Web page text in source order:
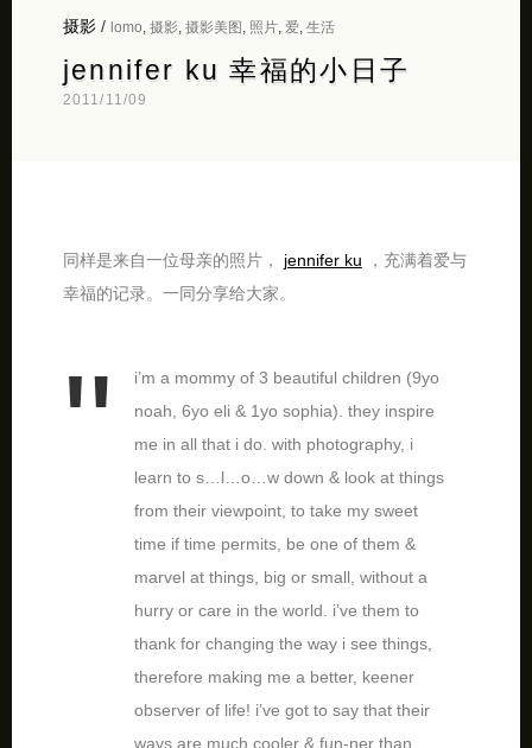
摄影/ lomo 摄影, 摄影美图 照片, 爱, 生活
jennifer ku 幸福的小日子
2011/11/09
同样是来自一位母亲的照片， jennifer ku ，充满着爱与
幸福的记录。一同分享给大家。
i’m a mommy of 3 beautiful children (9yo
noah, 6yo eli & 1yo sophia). they inspire
me in all that i do. with photography, i
learn to s…l…o…w down & look at things
from their viewpoint, to take my sweet
time if time permits, be one of them &
marvel at things, big or small, without a
hurry or care in the world. i’ve them to
thank for changing the way i see things,
therefore making me a better, keener
observer of life! i’ve got to say that their
ways are much cooler & fun-ner than